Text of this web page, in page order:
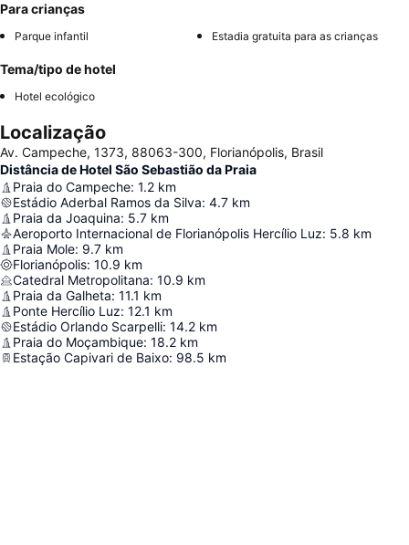
Para crianças
Parque infantil Estadia gratuita para as crianças
Tema/tipo de hotel
Hotel ecológico
Localização
Av. Campeche, 1373, 88063-300, Florianópolis, Brasil
Distância de Hotel São Sebastião da Praia
Praia do Campeche: 1.2 km
Estádio Aderbal Ramos da Silva: 4.7 km
Praia da Joaquina: 5.7 km
Aeroporto Internacional de Florianópolis Hercílio Luz: 5.8 km
Praia Mole: 9.7 km
Florianópolis: 10.9 km
Catedral Metropolitana: 10.9 km
Praia da Galheta: 11.1 km
Ponte Hercílio Luz: 12.1 km
Estádio Orlando Scarpelli: 14.2 km
Praia do Moçambique: 18.2 km
Estação Capivari de Baixo: 98.5 km